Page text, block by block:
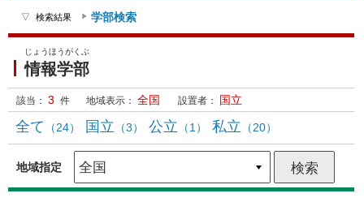
検索結果 学部検索
じょうほうがくぶ
情報学部
該当： 3 件 地域表示： 全国 設置者： 国立
全て （24） 国立 （3） 公立 （1） 私立 （20）
地域指定